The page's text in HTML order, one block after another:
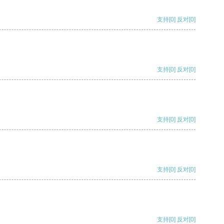
支持[0] 反对[0]
支持[0] 反对[0]
支持[0] 反对[0]
支持[0] 反对[0]
支持[0] 反对[0]